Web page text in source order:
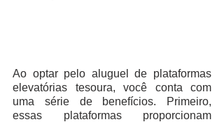
Ao optar pelo aluguel de plataformas
elevatórias tesoura, você conta com
uma série de benefícios. Primeiro,
essas plataformas proporcionam